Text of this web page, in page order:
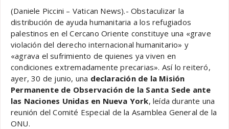
(Daniele Piccini – Vatican News).- Obstaculizar la
distribución de ayuda humanitaria a los refugiados
palestinos en el Cercano Oriente constituye una «grave
violación del derecho internacional humanitario» y
«agrava el sufrimiento de quienes ya viven en
condiciones extremadamente precarias». Así lo reiteró,
ayer, 30 de junio, una declaración de la Misión
Permanente de Observación de la Santa Sede ante
las Naciones Unidas en Nueva York, leída durante una
reunión del Comité Especial de la Asamblea General de la
ONU.